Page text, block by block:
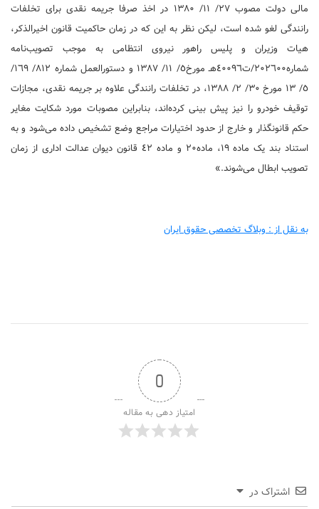
مالی دولت مصوب ‌٢٧/ ‌١١/ ‌١٣٨٠ در اخذ صرفا جریمه نقدی برای تخلفات
رانندگی لغو شده است، لیکن نظر به این که در زمان حاکمیت قانون اخیرالذکر،
هیات وزیران و پلیس راهور نیروی انتظامی به موجب تصویب‌نامه
شماره‌٢٠٢٦٠٠/ت‌٤٠٠٩٦هـ مورخ‌٥/ ‌١١/ ‌١٣٨٧ و دستورالعمل شماره ‌٨١٢/ ‌١٦٩/
‌٥/ ‌١٣ مورخ ‌٣٠/ ‌٢/ ‌١٣٨٨، در تخلفات رانندگی علاوه بر جریمه نقدی، مجازات
توقیف خودرو را نیز پیش بینی کرده‌اند، بنابراین مصوبات مورد شکایت مغایر
حکم قانونگذار و خارج از حدود اختیارات مراجع وضع تشخیص داده می‌شود و به
استناد بند یک ماده ‌١٩، ماده‌٢٠ و ماده ‌٤٢ قانون دیوان عدالت اداری از زمان
تصویب ابطال می‌شوند.»
به نقل از : وبلاگ تخصصی حقوق ایران
0
امتیاز دهی به مقاله
اشتراک در